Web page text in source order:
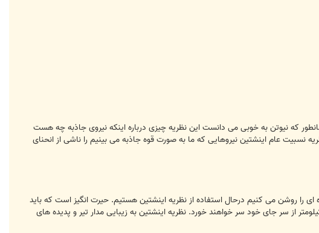
که نیوتن به خوبی می دانست این نظریه چیزی درباره اینکه نیروی جاذبه چه هست
نظریه نسبیت عام اینشتین نیروهایی که ما به صورت قوه جاذبه می بینیم را ناشی از انحنای
را روشن می کنیم درحال استفاده از نظریه اینشتین هستیم. حیرت انگیز است که باید
واقعیت که زمین زمان را خم می کند در محاسبات وارد شود، وگرنه ماهواره های موقعیت یاب هر روز 11 کیلومتر از سر جای خود سر خواهند خورد. نظریه اینشتین به زیبایی مدار تیر و پدیده های